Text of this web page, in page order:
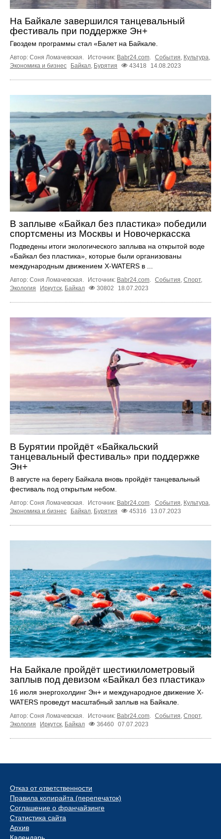
На Байкале завершился танцевальный
фестиваль при поддержке Эн+
Гвоздем программы стал «Балет на Байкале.
Автор: Соня Ломачевская. Источник: Babr24.com События Культура
Экономика и бизнес
Байкал Бурятия 43418 14.08.2023
В заплыве «Байкал без пластика» победили
спортсмены из Москвы и Новочеркасска
Подведены итоги экологического заплыва на открытой воде
«Байкал без пластика», которые были организованы
международным движением X-WATERS в ...
Автор: Соня Ломачевская. Источник: Babr24.com. События, Спорт,
Экология
Иркутск, Байкал 30802 18.07.2023
В Бурятии пройдёт «Байкальский
танцевальный фестиваль» при поддержке
Эн+
В августе на берегу Байкала вновь пройдёт танцевальный
фестиваль под открытым небом.
Автор: Соня Ломачевская. Источник: Babr24.com. События, Культура,
Экономика и бизнес
Байкал, Бурятия 45316 13.07.2023
На Байкале пройдёт шестикилометровый
заплыв под девизом «Байкал без пластика»
16 июля энергохолдинг Эн+ и международное движение X-
WATERS проведут масштабный заплыв на Байкале.
Автор: Соня Ломачевская. Источник: Babr24.com События Спорт,
Экология
Иркутск, Байкал 36460 07.07.2023
Отказ от ответственности
Правила копирайта (перепечаток)
Соглашение о франчайзинге
Статистика сайта
Архив